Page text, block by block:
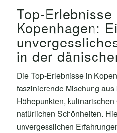
Top-Erlebnisse
Kopenhagen:
in der
Die Top-Erlebnisse in
faszinierende Mischung aus
Höhepunkten, kulinarischen
natürlichen Schönheiten.
unvergesslichen